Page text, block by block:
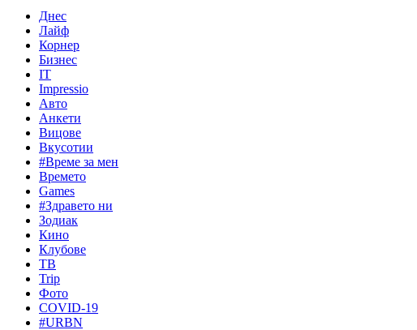
Днес
Лайф
Корнер
Бизнес
IT
Impressio
Авто
Анкети
Вицове
Вкусотии
#Време за мен
Времето
Games
#Здравето ни
Зодиак
Кино
Клубове
ТВ
Trip
Фото
COVID-19
#URBN